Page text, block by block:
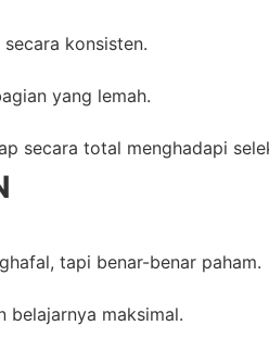
konsisten.
yang lemah.
secara total menghadapi
tapi benar-benar paham.
belajarnya maksimal.